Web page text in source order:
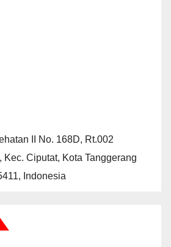
II No. 168D, Rt.002
Kec. Ciputat, Kota Tanggerang
Indonesia